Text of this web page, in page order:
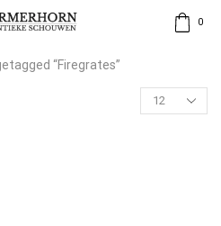
0
“Firegrates”